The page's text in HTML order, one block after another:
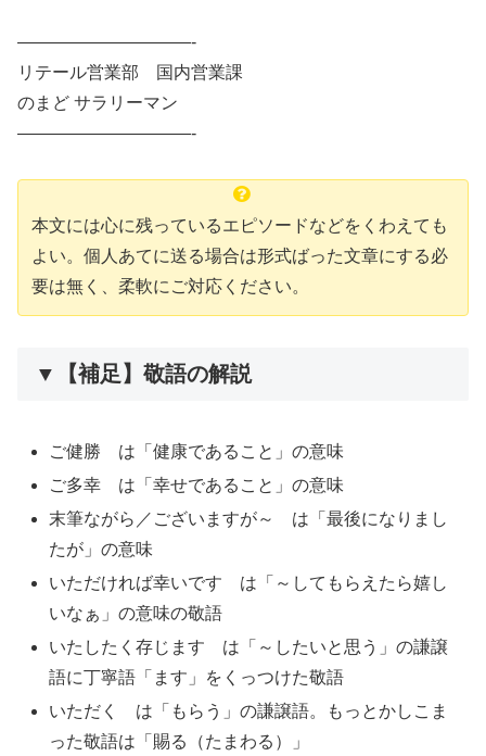
——————————-
リテール営業部 国内営業課
のまど サラリーマン
——————————-
本文には心に残っているエピソードなどをくわえても
よい。個人あてに送る場合は形式ばった文章にする必
要は無く、柔軟にご対応ください。
▼【補足】敬語の解説
ご健勝 は「健康であること」の意味
ご多幸 は「幸せであること」の意味
末筆ながら／ございますが～ は「最後になりまし
たが」の意味
いただければ幸いです は「～してもらえたら嬉し
いなぁ」の意味の敬語
いたしたく存じます は「～したいと思う」の謙譲
語に丁寧語「ます」をくっつけた敬語
いただく は「もらう」の謙譲語。もっとかしこま
った敬語は「賜る（たまわる）」